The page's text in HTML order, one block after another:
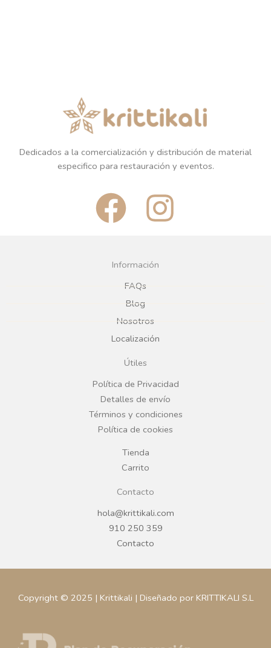
Dedicados a la comercialización y distribución de material
especifico para restauración y eventos.
F
a
c
e
b
o
o
k
I
n
g
r
a
Información
FAQs
Blog
Nosotros
Localización
Útiles
Política de Privacidad
Detalles de envío
Términos y condiciones
Política de cookies
Tienda
Carrito
Contacto
hola@krittikali.com
910 250 359
Contacto
Copyright © 2025 | Krittikali | Diseñado por KRITTIKALI S.L